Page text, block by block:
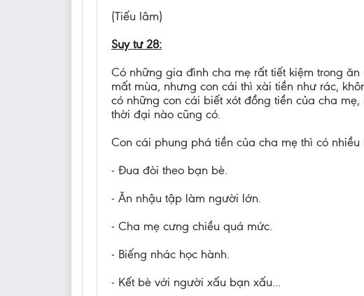
(Tiếu lâm)
Suy tư 28:
Có những gia đình cha mẹ rất tiết kiệm trong
mất mùa, nhưng con cái thì xài tiền như rác,
có những con cái biết xót đồng tiền của cha
thời đại nào cũng có.
Con cái phung phá tiền của cha mẹ thì có nhiều
- Đua đòi theo bạn bè.
- Ăn nhậu tập làm người lớn.
- Cha mẹ cưng chiều quá mức.
- Biếng nhác học hành.
- Kết bè với người xấu bạn xấu...